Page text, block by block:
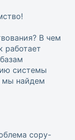
В чем
работает
системы
мы найдем
copy-